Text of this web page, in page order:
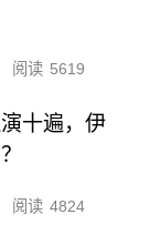
阅读 5619
十遍，伊
阅读 4824